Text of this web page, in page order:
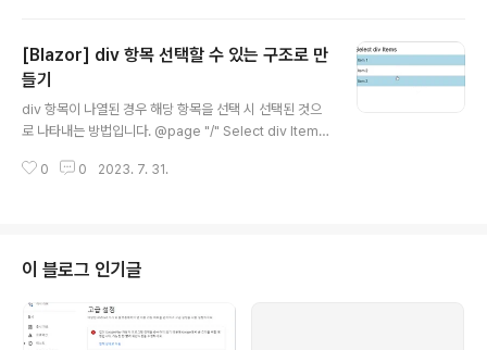
{ currentCount++; } } 결과
[Blazor] div 항목 선택할 수 있는 구조로 만
들기
div 항목이 나열된 경우 해당 항목을 선택 시 선택된 것으
로 나타내는 방법입니다. @page "/" Select div Items
ode { private List items = new List { new Item { I
= false }, }; private void ToggleSelection(Item ite
m) { item.IsSelected = !it..
0 0 2023. 7. 31.
이 블로그 인기글